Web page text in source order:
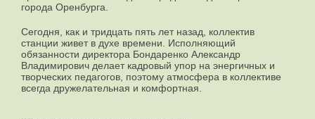
города Оренбурга.
Сегодня, как и тридцать пять лет назад, коллектив
станции живет в духе времени. Исполняющий
обязанности директора Бондаренко Александр
Владимирович делает кадровый упор на энергичных и
творческих педагогов, поэтому атмосфера в коллективе
всегда дружелательная и комфортная.